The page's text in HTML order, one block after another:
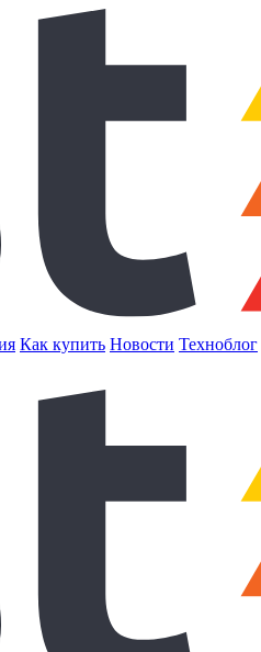
Как купить Новости Техноблог